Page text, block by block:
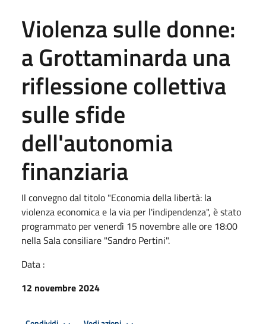
Violenza sulle donne:
a Grottaminarda una
riflessione collettiva
sulle sfide
dell'autonomia
finanziaria
Il convegno dal titolo "Economia della libertà: la
violenza economica e la via per l'indipendenza", è stato
programmato per venerdì 15 novembre alle ore 18:00
nella Sala consiliare "Sandro Pertini".
Data :
12 novembre 2024